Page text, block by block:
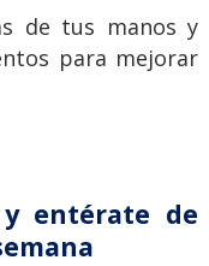
de tus manos y
para mejorar
y entérate de